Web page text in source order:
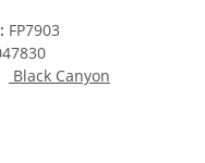
FP7903
Black Canyon